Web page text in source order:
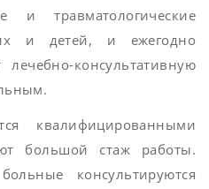
и травматологические
и детей, и ежегодно
консультативную
квалифицированными
большой стаж работы.
консультируются